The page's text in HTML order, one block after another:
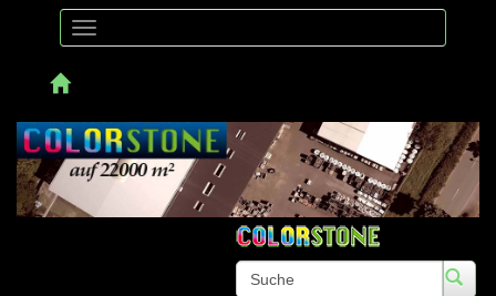
Toggle